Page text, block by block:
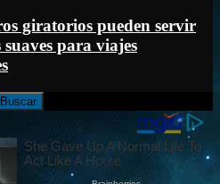
giratorios pueden servir
para viajes